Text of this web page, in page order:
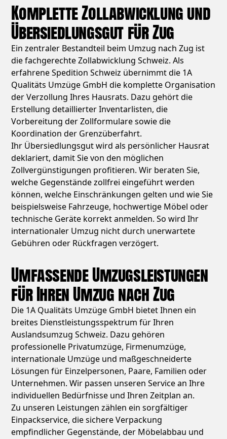
Komplette Zollabwicklung und
Übersiedlungsgut für Zug
Ein zentraler Bestandteil beim Umzug nach Zug ist
die fachgerechte Zollabwicklung Schweiz. Als
erfahrene Spedition Schweiz übernimmt die 1A
Qualitäts Umzüge GmbH die komplette Organisation
der Verzollung Ihres Hausrats. Dazu gehört die
Erstellung detaillierter Inventarlisten, die
Vorbereitung der Zollformulare sowie die
Koordination der Grenzüberfahrt.
Ihr Übersiedlungsgut wird als persönlicher Hausrat
deklariert, damit Sie von den möglichen
Zollvergünstigungen profitieren. Wir beraten Sie,
welche Gegenstände zollfrei eingeführt werden
können, welche Einschränkungen gelten und wie Sie
beispielsweise Fahrzeuge, hochwertige Möbel oder
technische Geräte korrekt anmelden. So wird Ihr
internationaler Umzug nicht durch unerwartete
Gebühren oder Rückfragen verzögert.
Umfassende Umzugsleistungen
für Ihren Umzug nach Zug
Die 1A Qualitäts Umzüge GmbH bietet Ihnen ein
breites Dienstleistungsspektrum für Ihren
Auslandsumzug Schweiz. Dazu gehören
professionelle Privatumzüge, Firmenumzüge,
internationale Umzüge und maßgeschneiderte
Lösungen für Einzelpersonen, Paare, Familien oder
Unternehmen. Wir passen unseren Service an Ihre
individuellen Bedürfnisse und Ihren Zeitplan an.
Zu unseren Leistungen zählen ein sorgfältiger
Einpackservice, die sichere Verpackung
empfindlicher Gegenstände, der Möbelabbau und